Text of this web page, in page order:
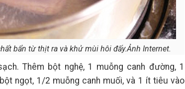
bẩn từ thịt ra và khử mùi hôi đấy.Ảnh Internet.
Thêm bột nghệ, 1 muỗng canh đường, 1
ngọt, 1/2 muỗng canh muối, và 1 ít tiêu vào